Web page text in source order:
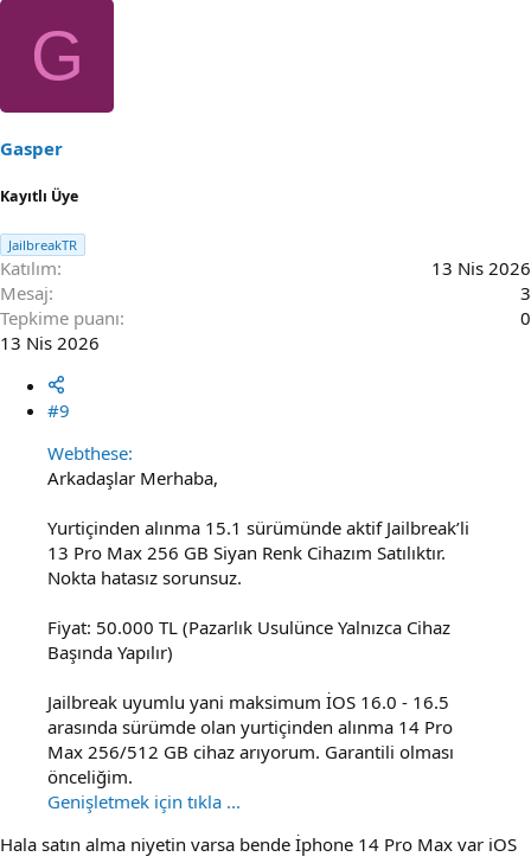
G
Gasper
Kayıtlı Üye
JailbreakTR
Katılım
13 Nis 2026
Mesaj
3
Tepkime puanı
0
13 Nis 2026
#9
Webthese:
Arkadaşlar Merhaba,
Yurtiçinden alınma 15.1 sürümünde aktif Jailbreak’li
13 Pro Max 256 GB Siyan Renk Cihazım Satılıktır.
Nokta hatasız sorunsuz.
Fiyat: 50.000 TL (Pazarlık Usulünce Yalnızca Cihaz
Başında Yapılır)
Jailbreak uyumlu yani maksimum İOS 16.0 - 16.5
arasında sürümde olan yurtiçinden alınma 14 Pro
Max 256/512 GB cihaz arıyorum. Garantili olması
önceliğim.
Genişletmek için tıkla ...
Hala satın alma niyetin varsa bende İphone 14 Pro Max var iOS